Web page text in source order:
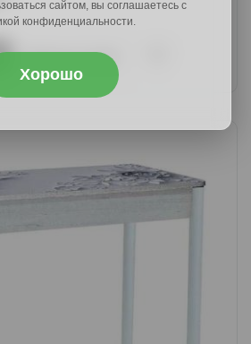
Купить в 1 клик
сайтом, вы соглашаетесь с
конфиденциальности.
Хорошо